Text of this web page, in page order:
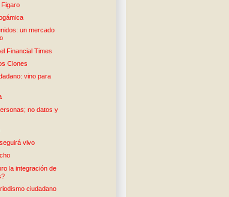
Figaro
un mercado
Financial Times
Clones
vino para
no datos y
vivo
la integración de
ciudadano